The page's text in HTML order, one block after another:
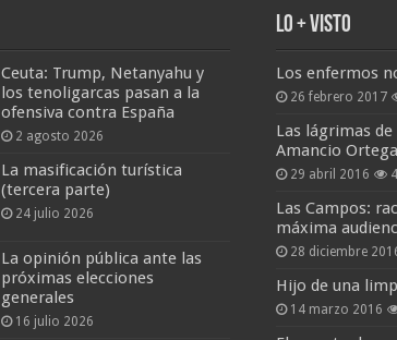
Ceuta: Trump, Netanyahu y
los tenoligarcas pasan a la
ofensiva contra España
2 agosto 2026
La masificación turística
(tercera parte)
24 julio 2026
La opinión pública ante las
próximas elecciones
generales
16 julio 2026
Lo + Visto
Los enfermos
26 febrero 2017
Las lágrimas de
Amancio Ortega
29 abril 2016
Las Campos:
máxima
28 diciembre
Hijo de una
14 marzo 2016